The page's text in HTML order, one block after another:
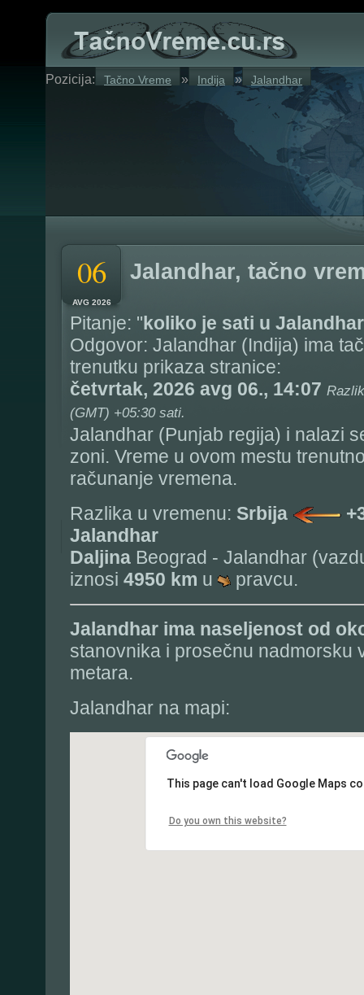
Pozicija: Tačno Vreme » Indija » Jalandhar
06
AVG 2026
Jalandhar, tačno
Pitanje: "koliko je sati u Jalandhar
Odgovor: Jalandhar (Indija) ima
trenutku prikaza stranice:
četvrtak, 2026 avg 06., 14:07
(GMT) +05:30 sati.
Jalandhar (Punjab regija) i nalazi
zoni. Vreme u ovom mestu
računanje vremena.
Razlika u vremenu: Srbija
Jalandhar
Daljina Beograd - Jalandhar
iznosi 4950 km u pravcu.
Jalandhar ima naseljenost od
stanovnika i prosečnu nadmorsku
metara.
Jalandhar na mapi:
This page can't load Google Maps
Do you own this website?